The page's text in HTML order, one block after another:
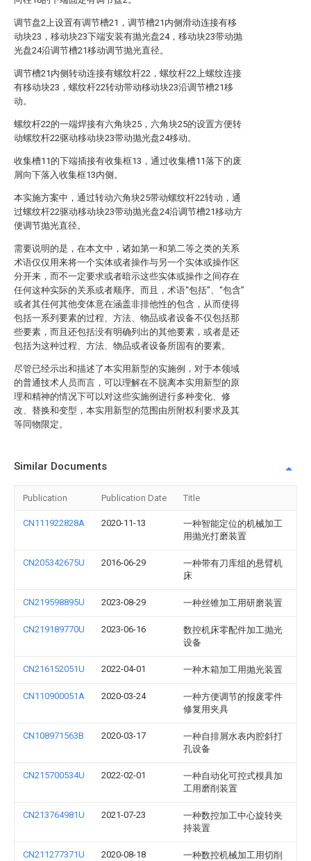
调节盘2上设置有调节槽21，调节槽21内侧滑动连接有移
动块23，移动块23下端安装有抛光盘24，移动块23带动抛
光盘24沿调节槽21移动调节抛光直径。
调节槽21内侧转动连接有螺纹杆22，螺纹杆22上螺纹连接
有移动块23，螺纹杆22转动带动移动块23沿调节槽21移
动。
螺纹杆22的一端焊接有六角块25，六角块25的设置方便转
动螺纹杆22驱动移动块23带动抛光盘24移动。
收集槽11的下端插接有收集框13，通过收集槽11落下的废
屑向下落入收集框13内侧。
本实施方案中，通过转动六角块25带动螺纹杆22转动，通
过螺纹杆22驱动移动块23带动抛光盘24沿调节槽21移动方
便调节抛光直径。
需要说明的是，在本文中，诸如第一和第二等之类的关系
术语仅仅用来将一个实体或者操作与另一个实体或操作区
分开来，而不一定要求或者暗示这些实体或操作之间存在
任何这种实际的关系或者顺序。而且，术语“包括”、“包含”
或者其任何其他变体意在涵盖非排他性的包含，从而使得
包括一系列要素的过程、方法、物品或者设备不仅包括那
些要素，而且还包括没有明确列出的其他要素，或者是还
包括为这种过程、方法、物品或者设备所固有的要素。
尽管已经示出和描述了本实用新型的实施例，对于本领域
的普通技术人员而言，可以理解在不脱离本实用新型的原
理和精神的情况下可以对这些实施例进行多种变化、修
改、替换和变型，本实用新型的范围由所附权利要求及其
等同物限定。
Similar Documents
Publication Publication Date Title
CN111922828A 2020-11-13
一种智能定位的机械加工
用抛光打磨装置
CN205342675U 2016-06-29
一种带有刀库组的悬臂机
床
CN219598895U 2023-08-29 一种丝锥加工用研磨装置
CN219189770U 2023-06-16
数控机床零配件加工抛光
设备
CN216152051U 2022-04-01 一种木箱加工用抛光装置
CN110900051A 2020-03-24
一种方便调节的报废零件
修复用夹具
CN108971563B 2020-03-17
一种自排屑水表内腔斜打
孔设备
CN215700534U 2022-02-01
一种自动化可控式模具加
工用磨削装置
CN213764981U 2021-07-23
一种数控加工中心旋转夹
持装置
CN211277371U 2020-08-18
一种数控机械加工用切削